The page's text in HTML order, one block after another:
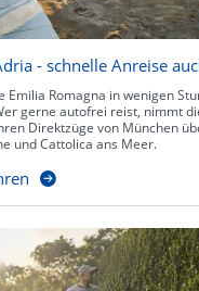
- schnelle Anreise
Emilia Romagna in wenigen
gerne autofrei reist, nimmt
Direktzüge von München
und Cattolica ans Meer.